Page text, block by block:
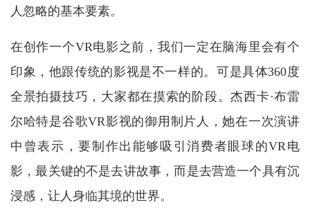
人忽略的基本要素。
在创作一个VR电影之前，我们一定在脑海里会有个
印象，他跟传统的影视是不一样的。可是具体360度
全景拍摄技巧，大家都在摸索的阶段。杰西卡·布雷
尔哈特是谷歌VR影视的御用制片人，她在一次演讲
中曾表示，要制作出能够吸引消费者眼球的VR电
影，最关键的不是去讲故事，而是去营造一个具有沉
浸感，让人身临其境的世界。